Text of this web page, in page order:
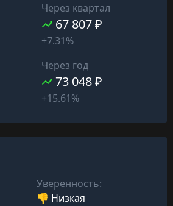
Через квартал
67 807 ₽
+7.31%
Через год
73 048 ₽
+15.61%
Уверенность:
👎 Низкая